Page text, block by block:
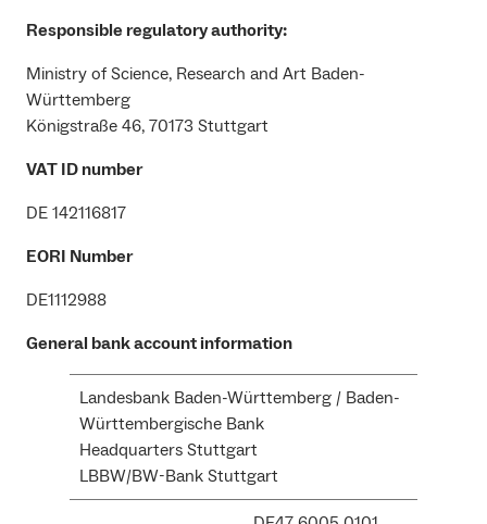
Responsible regulatory authority:
Ministry of Science, Research and Art Baden-
Württemberg
Königstraße 46, 70173 Stuttgart
VAT ID number
DE 142116817
EORI Number
DE1112988
General bank account information
Landesbank Baden-Württemberg / Baden-
Württembergische Bank
Headquarters Stuttgart
LBBW/BW-Bank Stuttgart